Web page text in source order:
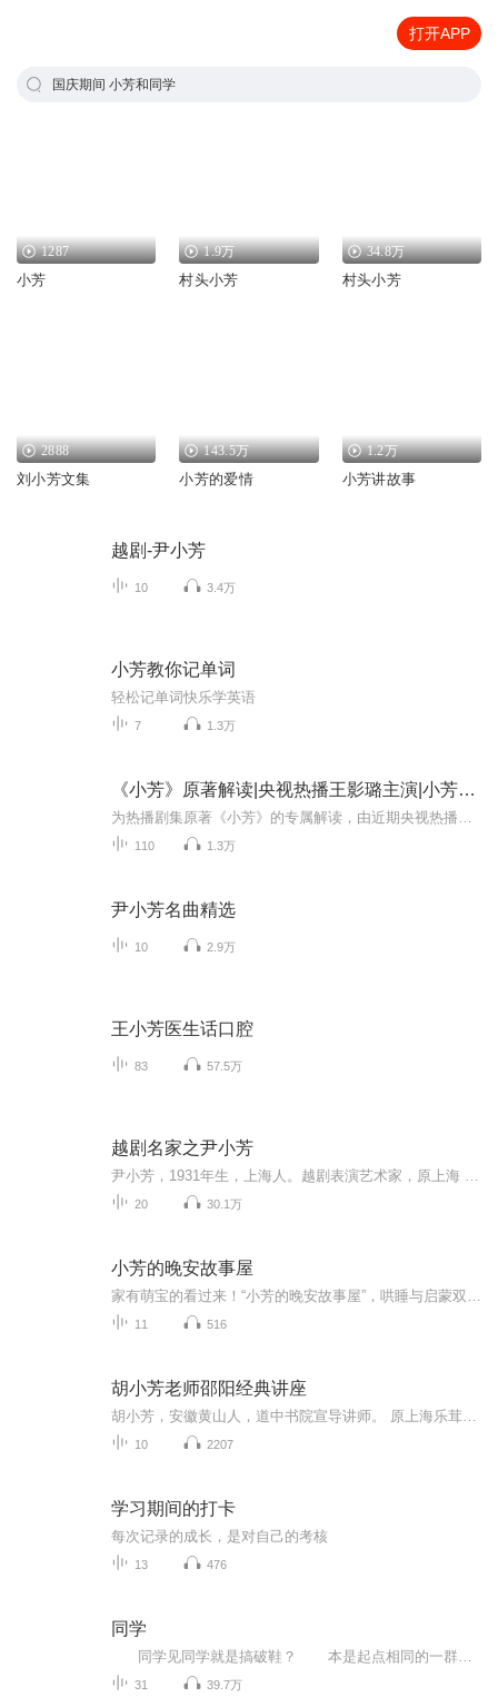
打开APP
国庆期间 小芳和同学
1287
小芳
1.9万
村头小芳
34.8万
村头小芳
2888
刘小芳文集
143.5万
小芳的爱情
1.2万
小芳讲故事
越剧-尹小芳
10 3.4万
小芳教你记单词
轻松记单词快乐学英语
7 1.3万
《小芳》原著解读|央视热播王影璐主演|小芳出嫁
110 1.3万
尹小芳名曲精选
10 2.9万
王小芳医生话口腔
83 57.5万
越剧名家之尹小芳
20 30.1万
小芳的晚安故事屋
11 516
胡小芳老师邵阳经典讲座
10 2207
学习期间的打卡
每次记录的成长，是对自己的考核
13 476
同学
31 39.7万